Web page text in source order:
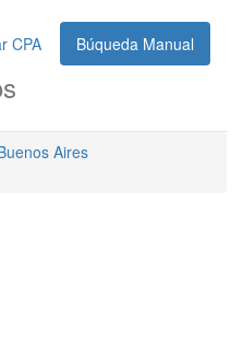
CPA Búqueda Manual
Aires